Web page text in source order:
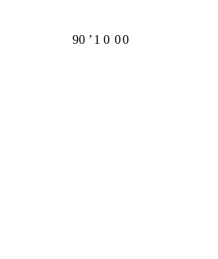
90 ʼ 1 0 00